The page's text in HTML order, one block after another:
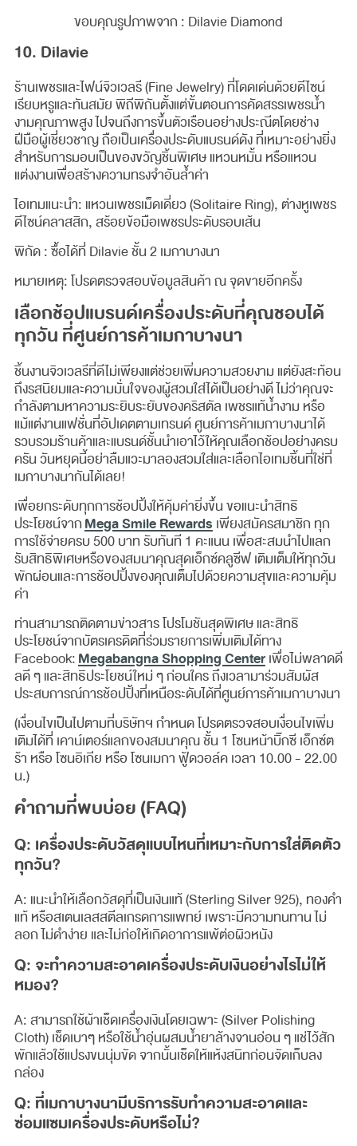
ขอบคุณรูปภาพจาก : Dilavie Diamond
10. Dilavie
ร้านเพชรและไฟน์จิวเวลรี (Fine Jewelry) ที่โดดเด่นด้วยดีไซน์
เรียบหรูและทันสมัย พิถีพิถันตั้งแต่ขั้นตอนการคัดสรรเพชรน้ำ
งามคุณภาพสูง ไปจนถึงการขึ้นตัวเรือนอย่างประณีตโดยช่าง
ฝีมือผู้เชี่ยวชาญ ถือเป็นเครื่องประดับแบรนด์ดัง ที่เหมาะอย่างยิ่ง
สำหรับการมอบเป็นของขวัญชิ้นพิเศษ แหวนหมั้น หรือแหวน
แต่งงานเพื่อสร้างความทรงจำอันล้ำค่า
ไอเทมแนะนำ: แหวนเพชรเม็ดเดี่ยว (Solitaire Ring), ต่างหูเพชร
ดีไซน์คลาสสิก, สร้อยข้อมือเพชรประดับรอบเส้น
พิกัด : ซื้อได้ที่ Dilavie ชั้น 2 เมกาบางนา
หมายเหตุ: โปรดตรวจสอบข้อมูลสินค้า ณ จุดขายอีกครั้ง
เลือกช้อปแบรนด์เครื่องประดับที่คุณชอบได้
ทุกวัน ที่ศูนย์การค้าเมกาบางนา
ชิ้นงานจิวเวลรีที่ดีไม่เพียงแต่ช่วยเพิ่มความสวยงาม แต่ยังสะท้อน
ถึงรสนิยมและความมั่นใจของผู้สวมใส่ได้เป็นอย่างดี ไม่ว่าคุณจะ
กำลังตามหาความระยิบระยับของคริสตัล เพชรแท้น้ำงาม หรือ
แม้แต่งานแฟชั่นที่อัปเดตตามเทรนด์ ศูนย์การค้าเมกาบางนาได้
รวบรวมร้านค้าและแบรนด์ชั้นนำเอาไว้ให้คุณเลือกช้อปอย่างครบ
ครัน วันหยุดนี้อย่าลืมแวะมาลองสวมใส่และเลือกไอเทมชิ้นที่ใช่ที่
เมกาบางนากันได้เลย!
เพื่อยกระดับทุกการช้อปปิ้งให้คุ้มค่ายิ่งขึ้น ขอแนะนำสิทธิ
ประโยชน์จากMega Smile Rewardsเพียงสมัครสมาชิก ทุก
การใช้จ่ายครบ 500 บาท รับทันที 1 คะแนน เพื่อสะสมนำไปแลก
รับสิทธิพิเศษหรือของสมนาคุณสุดเอ็กซ์คลูซีฟ เติมเต็มให้ทุกวัน
พักผ่อนและการช้อปปิ้งของคุณเต็มไปด้วยความสุขและความคุ้ม
ค่า
ท่านสามารถติดตามข่าวสาร โปรโมชันสุดพิเศษ และสิทธิ
ประโยชน์จากบัตรเครดิตที่ร่วมรายการเพิ่มเติมได้ทาง
Facebook:Megabangna Shopping Centerเพื่อไม่พลาดดี
ลดี ๆ และสิทธิประโยชน์ใหม่ ๆ ก่อนใคร ถึงเวลามาร่วมสัมผัส
ประสบการณ์การช้อปปิ้งที่เหนือระดับได้ที่ศูนย์การค้าเมกาบางนา
(เงื่อนไขเป็นไปตามที่บริษัทฯ กำหนด โปรดตรวจสอบเงื่อนไขเพิ่ม
เติมได้ที่ เคาน์เตอร์แลกของสมนาคุณ ชั้น 1 โซนหน้าบิ๊กซี เอ็กซ์ต
ร้า หรือ โซนอิเกีย หรือ โซนเมกา ฟู้ดวอล์ค เวลา 10.00 - 22.00
น.)
คำถามที่พบบ่อย (FAQ)
Q: เครื่องประดับวัสดุแบบไหนที่เหมาะกับการใส่ติดตัว
ทุกวัน?
A: แนะนำให้เลือกวัสดุที่เป็นเงินแท้ (Sterling Silver 925), ทองคำ
แท้ หรือสเตนเลสสตีลเกรดการแพทย์ เพราะมีความทนทาน ไม่
ลอก ไม่ดำง่าย และไม่ก่อให้เกิดอาการแพ้ต่อผิวหนัง
Q: จะทำความสะอาดเครื่องประดับเงินอย่างไรไม่ให้
หมอง?
A: สามารถใช้ผ้าเช็ดเครื่องเงินโดยเฉพาะ (Silver Polishing
Cloth) เช็ดเบาๆ หรือใช้น้ำอุ่นผสมน้ำยาล้างจานอ่อน ๆ แช่ไว้สัก
พักแล้วใช้แปรงขนนุ่มขัด จากนั้นเช็ดให้แห้งสนิทก่อนจัดเก็บลง
กล่อง
Q: ที่เมกาบางนามีบริการรับทำความสะอาดและ
ซ่อมแซมเครื่องประดับหรือไม่?